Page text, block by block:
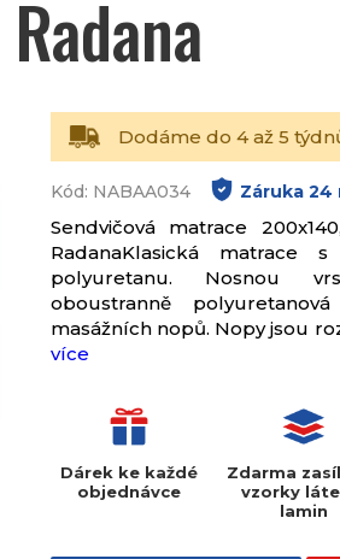
Dodáme do 4 až 5
Kód: NABAA034 Záruka 24
Sendvičová matrace
RadanaKlasická matrace
polyuretanu. Nosnou
oboustranně
masážních nopů. Nopy jsou
více
Dárek ke každé
objednávce
Zdarma
vzorky
lamin